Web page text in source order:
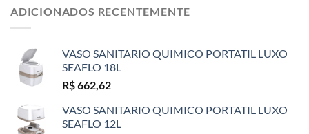
ADICIONADOS RECENTEMENTE
VASO SANITARIO QUIMICO PORTATIL LUXO
SEAFLO 18L
R$662,62
VASO SANITARIO QUIMICO PORTATIL LUXO
SEAFLO 12L